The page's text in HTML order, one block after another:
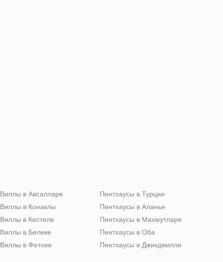
Виллы в Авсалларе
Виллы в Конаклы
Виллы в Кестеле
Виллы в Белеке
Виллы в Фетхие
Пентхаусы в Турции
Пентхаусы в Аланье
Пентхаусы в Махмутларе
Пентхаусы в Оба
Пентхаусы в Джикджилли